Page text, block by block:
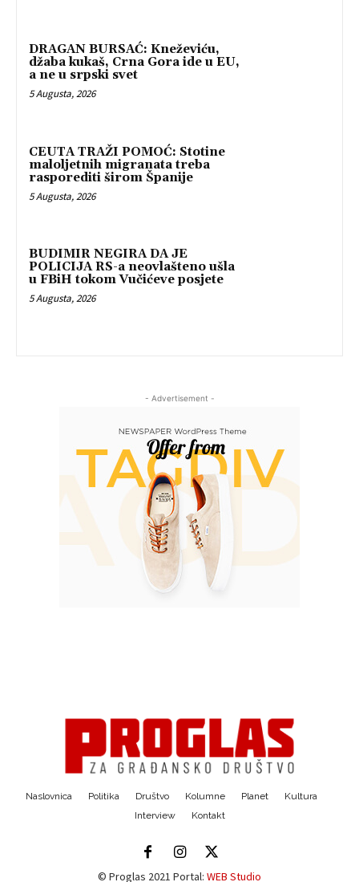
DRAGAN BURSAĆ: Kneževiću,
džaba kukaš, Crna Gora ide u EU,
a ne u srpski svet
5 Augusta, 2026
CEUTA TRAŽI POMOĆ: Stotine
maloljetnih migranata treba
rasporediti širom Španije
5 Augusta, 2026
BUDIMIR NEGIRA DA JE
POLICIJA RS-a neovlašteno ušla
u FBiH tokom Vučićeve posjete
5 Augusta, 2026
- Advertisement -
Naslovnica Politika Društvo Kolumne Planet
Kultura
Interview
Kontakt
© Proglas 2021 Portal: WEB Studio